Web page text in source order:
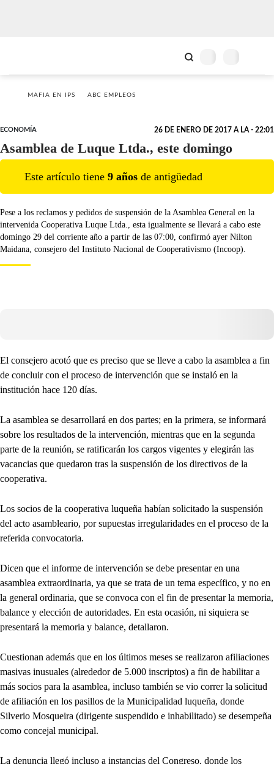
MAFIA EN IPS ABC EMPLEOS
ECONOMÍA 26 DE ENERO DE 2017 A LA - 22:01
Asamblea de Luque Ltda., este domingo
Este artículo tiene 9 años de antigüedad
Pese a los reclamos y pedidos de suspensión de la Asamblea General en la
intervenida Cooperativa Luque Ltda., esta igualmente se llevará a cabo este
domingo 29 del corriente año a partir de las 07:00, confirmó ayer Nilton
Maidana, consejero del Instituto Nacional de Cooperativismo (Incoop).
El consejero acotó que es preciso que se lleve a cabo la asamblea a fin
de concluir con el proceso de intervención que se instaló en la
institución hace 120 días.
La asamblea se desarrollará en dos partes; en la primera, se informará
sobre los resultados de la intervención, mientras que en la segunda
parte de la reunión, se ratificarán los cargos vigentes y elegirán las
vacancias que quedaron tras la suspensión de los directivos de la
cooperativa.
Los socios de la cooperativa luqueña habían solicitado la suspensión
del acto asambleario, por supuestas irregularidades en el proceso de la
referida convocatoria.
Dicen que el informe de intervención se debe presentar en una
asamblea extraordinaria, ya que se trata de un tema específico, y no en
la general ordinaria, que se convoca con el fin de presentar la memoria,
balance y elección de autoridades. En esta ocasión, ni siquiera se
presentará la memoria y balance, detallaron.
Cuestionan además que en los últimos meses se realizaron afiliaciones
masivas inusuales (alrededor de 5.000 inscriptos) a fin de habilitar a
más socios para la asamblea, incluso también se vio correr la solicitud
de afiliación en los pasillos de la Municipalidad luqueña, donde
Silverio Mosqueira (dirigente suspendido e inhabilitado) se desempeña
como concejal municipal.
La denuncia llegó incluso a instancias del Congreso, donde los